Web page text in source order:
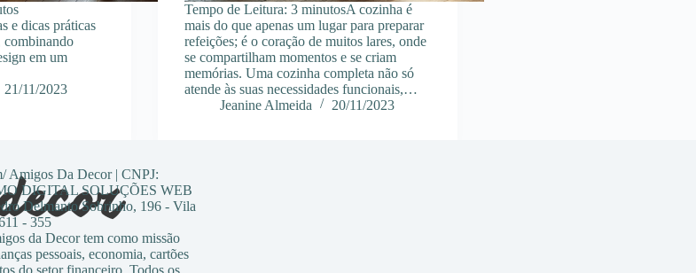
e dicas práticas
combinando
em um
21/11/2023
Tempo de Leitura: 3 minutosA cozinha é
mais do que apenas um lugar para preparar
refeições; é o coração de muitos lares, onde
se compartilham momentos e se criam
memórias. Uma cozinha completa não só
atende às suas necessidades funcionais,…
Jeanine Almeida
20/11/2023
Amigos Da Decor | CNPJ:
DIGITAL SOLUÇÕES WEB
Delmanto Sobrinho, 196 - Vila
- 355
da Decor tem como missão
pessoais, economia, cartões
do setor financeiro. Todos os